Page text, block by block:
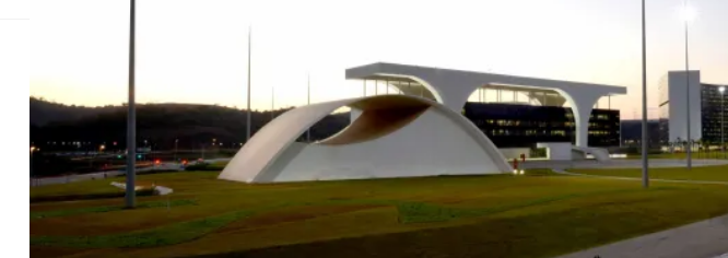
Governo de Minas paga
Valor, referente à terceira parcela Programa de Pleno Pagamento de